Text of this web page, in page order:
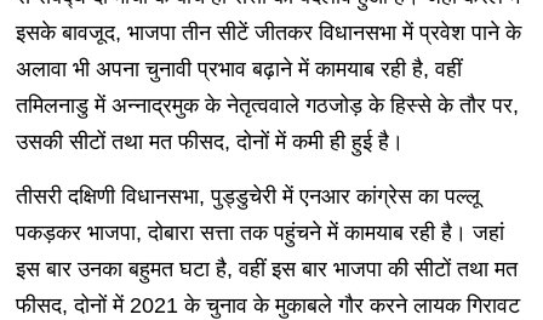
इसके बावजूद, भाजपा तीन सीटें जीतकर विधानसभा में प्रवेश पाने के
अलावा भी अपना चुनावी प्रभाव बढ़ाने में कामयाब रही है, वहीं
तमिलनाडु में अन्नाद्रमुक के नेतृत्ववाले गठजोड़ के हिस्से के तौर पर,
उसकी सीटों तथा मत फीसद, दोनों में कमी ही हुई है।
तीसरी दक्षिणी विधानसभा, पुड्डुचेरी में एनआर कांग्रेस का पल्लू
पकड़कर भाजपा, दोबारा सत्ता तक पहुंचने में कामयाब रही है। जहां
इस बार उनका बहुमत घटा है, वहीं इस बार भाजपा की सीटों तथा मत
फीसद, दोनों में 2021 के चुनाव के मुकाबले गौर करने लायक गिरावट